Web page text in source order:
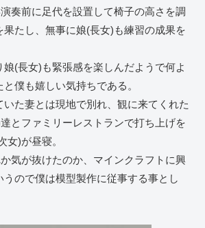
奏前に足代を設置して椅子の高さを調
たし、無事に娘(長女)も練習の成果を
(長女)も緊張感を楽しんだようで何よ
僕も嬉しい気持ちである。
いた妻とは現地で別れ、観に来てくれた
とファミリーレストランで打ち上げを
女)が昼寝。
気が抜けたのか、マインクラフトに興
うので僕は模型製作に従事する事とし